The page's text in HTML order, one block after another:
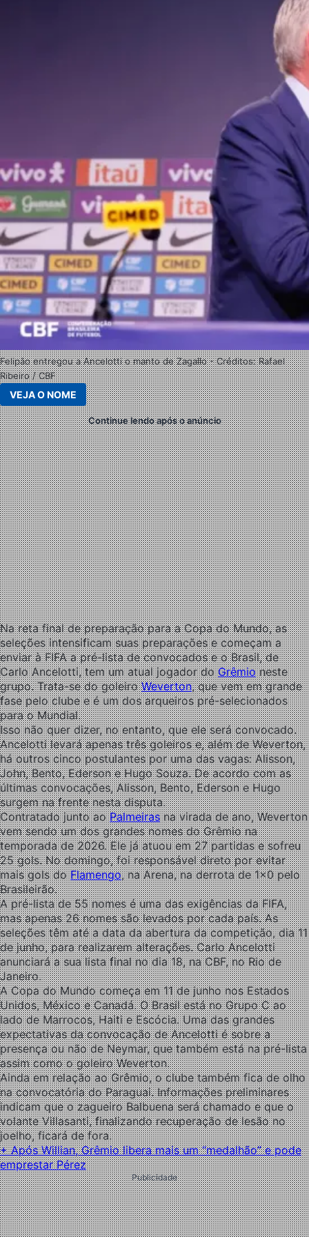
Felipão entregou a Ancelotti o manto de Zagallo - Créditos: Rafael
Ribeiro / CBF
VEJA O NOME
Continue lendo após o anúncio
Na reta final de preparação para a Copa do Mundo, as
seleções intensificam suas preparações e começam a
enviar à FIFA a pré-lista de convocados e o Brasil, de
Carlo Ancelotti, tem um atual jogador doGrêmioneste
grupo. Trata-se do goleiroWeverton, que vem em grande
fase pelo clube e é um dos arqueiros pré-selecionados
para o Mundial.
Isso não quer dizer, no entanto, que ele será convocado.
Ancelotti levará apenas três goleiros e, além de Weverton,
há outros cinco postulantes por uma das vagas: Alisson,
John, Bento, Ederson e Hugo Souza. De acordo com as
últimas convocações, Alisson, Bento, Ederson e Hugo
surgem na frente nesta disputa.
Contratado junto aoPalmeirasna virada de ano, Weverton
vem sendo um dos grandes nomes do Grêmio na
temporada de 2026. Ele jáatuou em 27 partidas e sofreu
25 gols. No domingo, foi responsável direto por evitar
mais gols doFlamengo, na Arena, na derrota de 1×0 pelo
Brasileirão.
A pré-lista de 55 nomes é uma das exigências da FIFA,
mas apenas 26 nomes são levados por cada país. As
seleções têm até a data da abertura da competição, dia 11
de junho, para realizarem alterações. Carlo Ancelotti
anunciará a sua lista final no dia 18, na CBF, no Rio de
Janeiro.
A Copa do Mundo começa em 11 de junho nos Estados
Unidos, México e Canadá. O Brasil está no Grupo C ao
lado de Marrocos, Haiti e Escócia. Uma das grandes
expectativas da convocação de Ancelotti é sobre a
presença ou não de Neymar, que também está na pré-lista
assim como o goleiro Weverton.
Ainda em relação ao Grêmio, o clube também fica de olho
na convocatória do Paraguai. Informações preliminares
indicam que o zagueiro Balbuena será chamado e que o
volante Villasanti, finalizando recuperação de lesão no
joelho, ficará de fora.
+ Após Willian, Grêmio libera mais um “medalhão” e pode
emprestar Pérez
Publicidade